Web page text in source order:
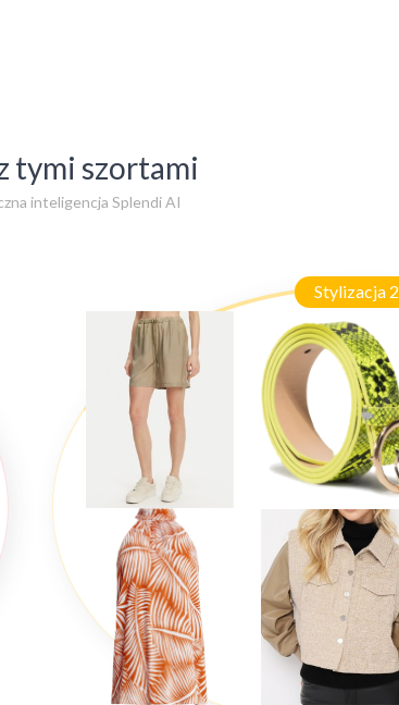
tymi szortami
inteligencja Splendi AI
Stylizacja 2